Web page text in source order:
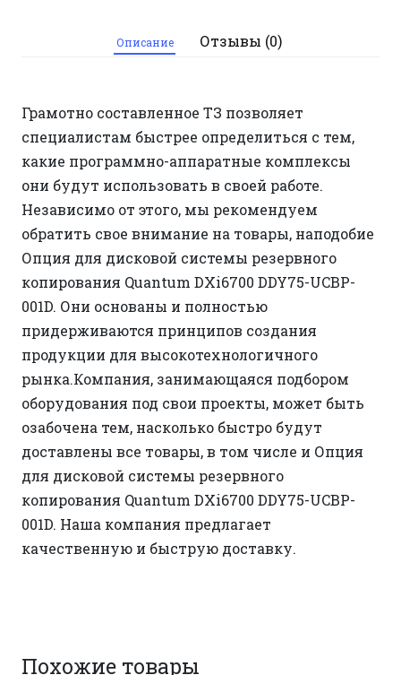
Описание Отзывы (0)
Грамотно составленное ТЗ позволяет
специалистам быстрее определиться с тем,
какие программно-аппаратные комплексы
они будут использовать в своей работе.
Независимо от этого, мы рекомендуем
обратить свое внимание на товары, наподобие
Опция для дисковой системы резервного
копирования Quantum DXi6700 DDY75-UCBP-
001D. Они основаны и полностью
придерживаются принципов создания
продукции для высокотехнологичного
рынка.Компания, занимающаяся подбором
оборудования под свои проекты, может быть
озабочена тем, насколько быстро будут
доставлены все товары, в том числе и Опция
для дисковой системы резервного
копирования Quantum DXi6700 DDY75-UCBP-
001D. Наша компания предлагает
качественную и быструю доставку.
Похожие товары